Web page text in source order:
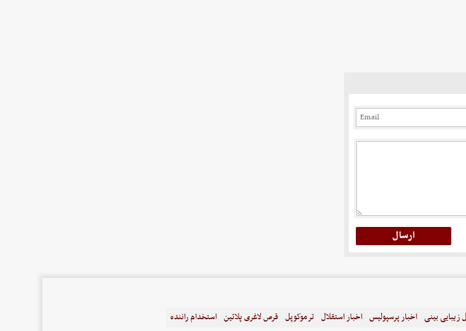
زیبایی بینی اخبار پرسپولیس اخبار استقلال ترموکوپل قرص لاغری پلاتین استخدام راننده